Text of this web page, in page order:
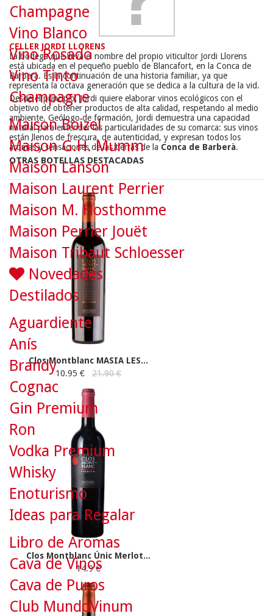
CELLER JORDI LLORENS
La bodega que lleva el nombre del propio viticultor Jordi Llorens
está ubicada en el pequeño pueblo de Blancafort, en la Conca de
Barberà. Es la continuación de una historia familiar, ya que
representa la octava generación que se dedica a la cultura de la vid.
Desde el principio, Jordi quiere elaborar vinos ecológicos con el
objetivo de obtener productos de alta calidad, respetando al medio
ambiente. Geólogo de formación, Jordi demuestra una capacidad
natural para entender las particularidades de su comarca: sus vinos
están llenos de frescura, de autenticidad, y expresan todos los
aromas y sensaciones de las tierras de la Conca de Barberà.
OTRAS BOTELLAS DESTACADAS
Clos Montblanc MASIA LES...
10.95 €
21.90 €
Clos Montblanc Únic Merlot...
14.9 €
Champagne
Vino Blanco
Vino Rosado
Vino Tinto
Champagne
Maison Boizel
Maison G.H. Mumm
Maison Lanson
Maison Laurent Perrier
Maison M. Hosthomme
Maison Perrier Jouët
Maison Tribaut Schloesser
Novedades
Destilados
Aguardiente
Anís
Brandy
Cognac
Gin Premium
Ron
Vodka Premium
Whisky
Enoturismo
Ideas para Regalar
Libro de Aromas
Cava de Vinos
Cava de Puros
Club MundoVinum